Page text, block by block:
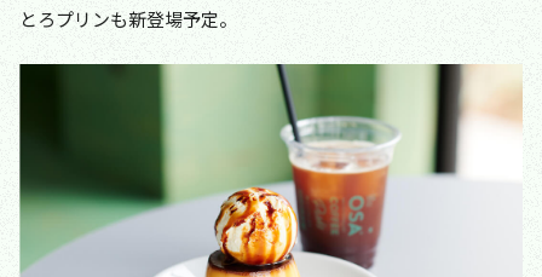
とろプリンも新登場予定。